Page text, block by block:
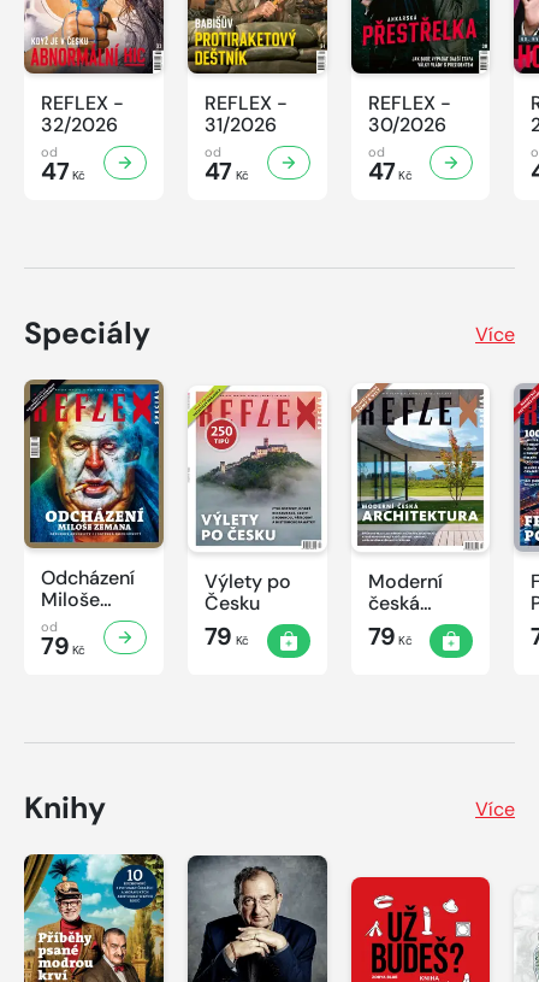
REFLEX -
32/2026
od
47 Kč
REFLEX -
31/2026
od
47 Kč
REFLEX -
30/2026
od
47Kč
Speciály Více
Odcházení
Miloše
Zemana
od
79 Kč
Výlety po
Česku
79 Kč
Moderní
česká
architektura
79 Kč
Knihy Více